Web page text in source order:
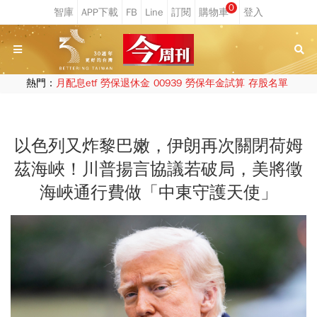
0
熱門： 月配息etf 勞保退休金 00939 勞保年金試算 存股名單
以色列又炸黎巴嫩，伊朗再次關閉荷姆
茲海峽！川普揚言協議若破局，美將徵
海峽通行費做「中東守護天使」